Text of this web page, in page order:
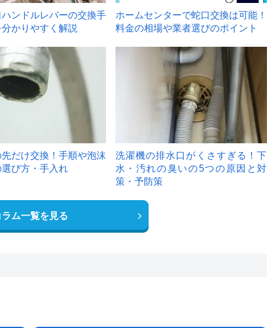
ンドルレバーの交換手
かりやすく解説
ホームセンターで蛇口交換は可能！
料金の相場や業者選びのポイント
だけ交換！手順や泡沫
び方・手入れ
洗濯機の排水口がくさすぎる！下
水・汚れの臭いの5つの原因と対
策・予防策
ラム一覧を見る